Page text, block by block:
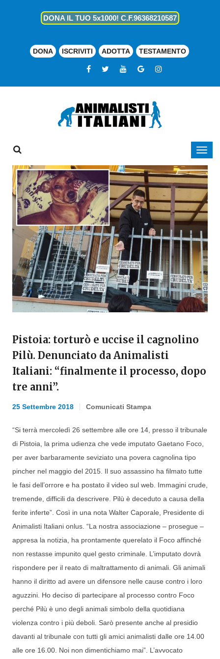
DONA IL TUO 5x1000! C.F.96368210587
DONA ISCRIVITI ADOTTA TESTAMENTO
Pistoia: torturò e uccise il cagnolino
Pilù. Denunciato da Animalisti
Italiani: “finalmente il processo, dopo
tre anni”.
25 Settembre 2018 Comunicati Stampa
“Si terrà mercoledì 26 settembre alle ore 14, presso il tribunale
di Pistoia, la prima udienza che vede imputato Gaetano Foco,
per aver barbaramente seviziato una povera cagnolina tipo
pincher nel maggio del 2015. Il suo assassino ha filmato tutte
le fasi dell’orrore e ha postato il video sul web. Immagini crude,
tremende, difficili da descrivere. Pilù è deceduto a causa della
ferite inferte”. Così in una nota Walter Caporale, Presidente di
Animalisti Italiani onlus. “La nostra associazione – prosegue –
appresa la notizia, ha prontamente querelato il Foco affinché
non restasse impunito quel gesto criminale. L’imputato dovrà
rispondere per il reato di maltrattamento di animali. Gli animali
hanno il diritto ad avere un difensore nelle cause contro i loro
aguzzini. Ho deciso di partecipare al processo contro Foco
perché Pilù è uno degli animali simbolo della quotidiana
violenza contro i più deboli. Sarò presente anche al presidio
davanti al tribunale con tutti gli amici animalisti dalle ore 14.00
alle ore 16.00. Noi non dimentichiamo mai”. L’avvocato